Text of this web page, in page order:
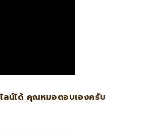
ลน์ได้ คุณหมอตอบเองครับ